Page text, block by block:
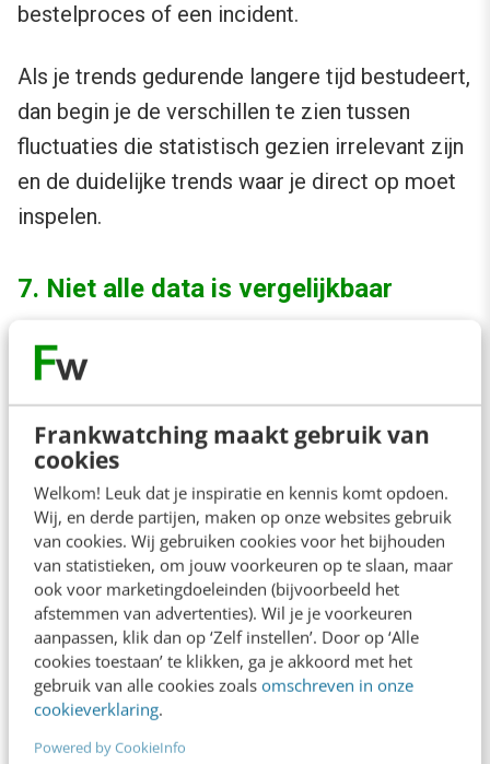
Frankwatching maakt gebruik van
cookies
Welkom! Leuk dat je inspiratie en kennis komt opdoen.
Wij, en derde partijen, maken op onze websites gebruik
van cookies. Wij gebruiken cookies voor het bijhouden
van statistieken, om jouw voorkeuren op te slaan, maar
ook voor marketingdoeleinden (bijvoorbeeld het
afstemmen van advertenties). Wil je je voorkeuren
aanpassen, klik dan op ‘Zelf instellen’. Door op ‘Alle
cookies toestaan’ te klikken, ga je akkoord met het
gebruik van alle cookies zoals omschreven in onze
cookieverklaring.
Powered by CookieInfo
bestelproces of een incident.
Als je trends gedurende langere tijd bestudeert,
dan begin je de verschillen te zien tussen
fluctuaties die statistisch gezien irrelevant zijn
en de duidelijke trends waar je direct op moet
inspelen.
7. Niet alle data is vergelijkbaar
Het kan zijn dat je data uit verschillende regio’s,
verschillende afdelingen of verschillende
feedbackresultaten wilt vergelijken. Dit kan
heel misleidend zijn. Je wilt dus appels met
appels vergelijken. Wanneer je geen rekening
houdt met de context van de resultaten (zelfs
als ze gerelateerd lijken te zijn) kan dat een
volledig incorrect beeld opleveren van de
werkelijke situatie.